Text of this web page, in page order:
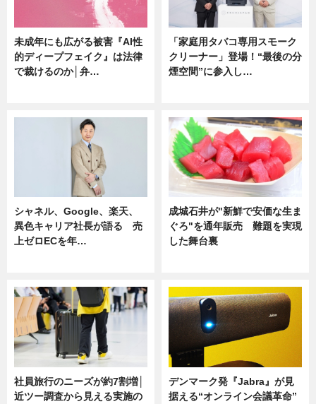
未成年にも広がる被害『AI性
的ディープフェイク』は法律
で裁けるのか│弁…
「家庭用タバコ専用スモーク
クリーナー」登場！“最後の分
煙空間”に参入し…
シャネル、Google、楽天、
異色キャリア社長が語る 売
上ゼロECを年…
成城石井が"新鮮で安価な生ま
ぐろ"を通年販売 難題を実現
した舞台裏
社員旅行のニーズが約7割増│
近ツー調査から見える実施の
デンマーク発『Jabra』が見
据える“オンライン会議革命”